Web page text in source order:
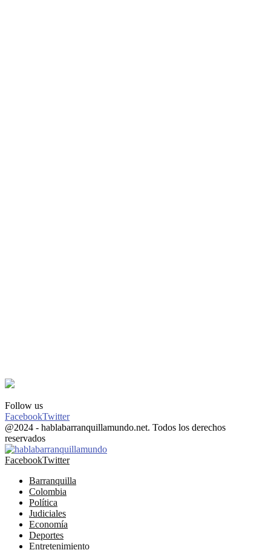
Follow us
FacebookTwitter
@2024 - hablabarranquillamundo.net. Todos los derechos
reservados
FacebookTwitter
Barranquilla
Colombia
Política
Judiciales
Economía
Deportes
Entretenimiento